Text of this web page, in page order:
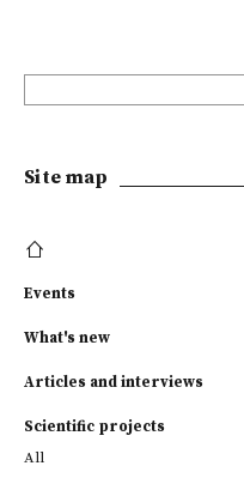
Site map
Events
What's new
Articles and interviews
Scientific projects
All